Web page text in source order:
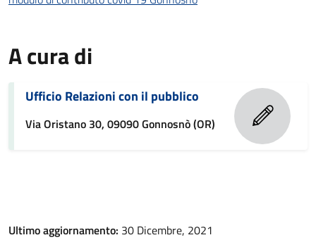
A cura di
Ufficio Relazioni con il pubblico
Via Oristano 30, 09090 Gonnosnò (OR)
Ultimo aggiornamento: 30 Dicembre, 2021